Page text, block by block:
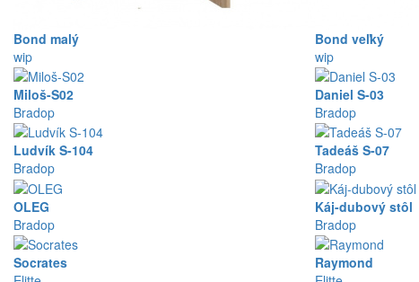
Bond malý
wip
Bond veľký
wip
Miloš-S02
Bradop
Daniel S-03
Bradop
Ludvík S-104
Bradop
Tadeáš S-07
Bradop
OLEG
Bradop
Káj-dubový stôl
Bradop
Socrates
Raymond